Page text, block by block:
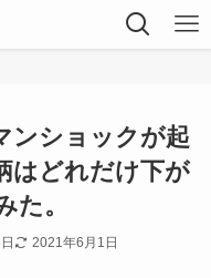
ンショックが起
はどれだけ下が
た。
2021年6月1日